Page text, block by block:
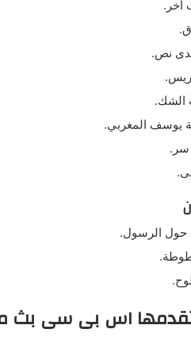
نص.
الشك.
يوسف المغربي.
سر.
الرسول.
تقدمها اس بى سى بث